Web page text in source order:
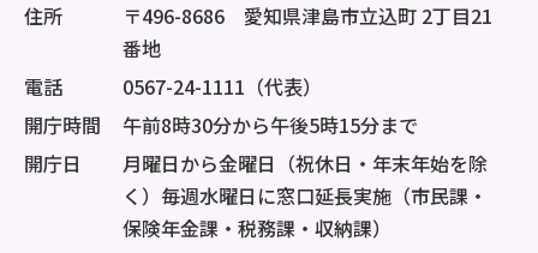
住所
〒496-8686 愛知県津島市立込町 2丁目21
番地
電話
0567-24-1111（代表）
開庁時間
午前8時30分から午後5時15分まで
開庁日
月曜日から金曜日（祝休日・年末年始を除
く）毎週水曜日に窓口延長実施（市民課・
保険年金課・税務課・収納課）